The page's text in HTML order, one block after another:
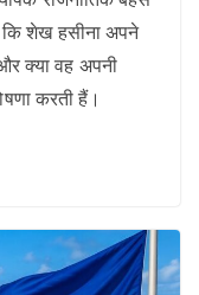
कि शेख हसीना अपने
क्या वह अपनी
करती हैं।